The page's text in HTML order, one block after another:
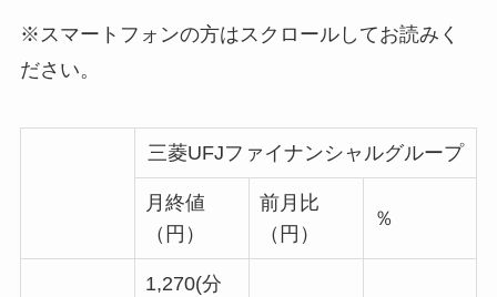
※スマートフォンの方はスクロールしてお読みく
ださい。
三菱UFJファイナンシャルグループ
月終値
（円）
前月比
（円）
％
1,270(分